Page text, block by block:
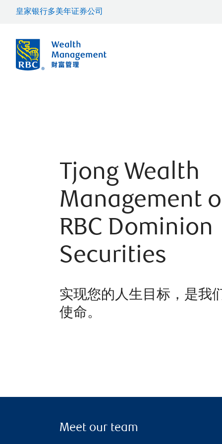
皇家银行多美年证券公司
Tjong Wealth
Management
RBC Dominion
Securities
实现您的人生目标，是我
使命。
Meet our team